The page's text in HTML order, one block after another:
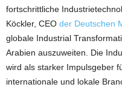
fortschrittliche
Köckler, CEO der Deutschen
globale Industrial
Arabien auszuweiten. Die
wird als starker Impulsgeber
internationale und lokale